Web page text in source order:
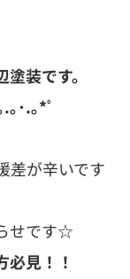
装です。
｡･.｡*ﾟ
差が辛いです
せです☆
見！！